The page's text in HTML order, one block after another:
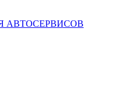
АВТОСЕРВИСОВ